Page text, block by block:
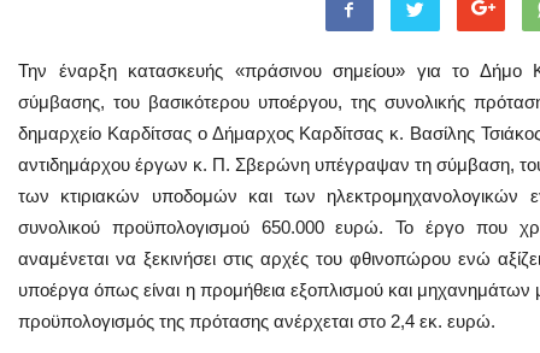
Την έναρξη κατασκευής «πράσινου σημείου» για το Δήμο
σύμβασης, του βασικότερου υποέργου, της συνολικής
δημαρχείο Καρδίτσας ο Δήμαρχος Καρδίτσας κ. Βασίλης
αντιδημάρχου έργων κ. Π. Σβερώνη υπέγραψαν τη σύμβαση,
των κτιριακών υποδομών και των ηλεκτρομηχανολογικών
συνολικού προϋπολογισμού 650.000 ευρώ. Το έργο που
αναμένεται να ξεκινήσει στις αρχές του φθινοπώρου ενώ
υποέργα όπως είναι η προμήθεια εξοπλισμού και μηχανημάτων
προϋπολογισμός της πρότασης ανέρχεται στο 2,4 εκ. ευρώ.